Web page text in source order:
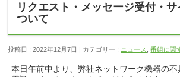
リクエスト・メッセージ受付・
ついて
投稿日 : 2022年12月7日 カテゴリー : ニュース ,番組に関
本日午前中より、弊社ネットワーク機器の不